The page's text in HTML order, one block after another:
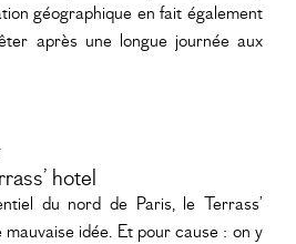
géographique en fait également
après une longue journée aux
hotel
du nord de Paris, le Terrass’
idée. Et pour cause : on y